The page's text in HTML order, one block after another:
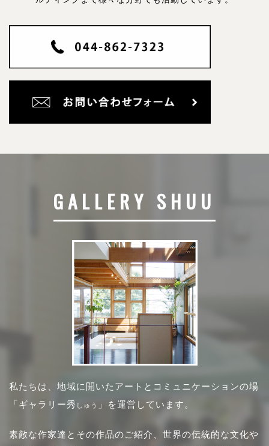
GALLERY SHUU
私たちは、地域に開いたアートとコミュニケーションの場
「ギャラリー秀 しゅう 」を運営しています。
素敵な作家達とその作品のご紹介、世界の伝統的な文化や